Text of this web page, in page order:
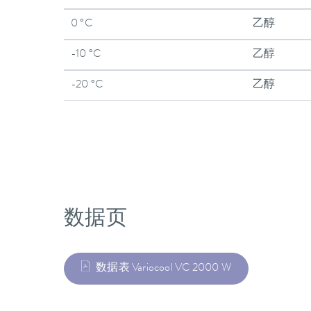
0 °C 乙醇
-10 °C 乙醇
-20 °C 乙醇
数据页
数据表 Variocool VC 2000 W